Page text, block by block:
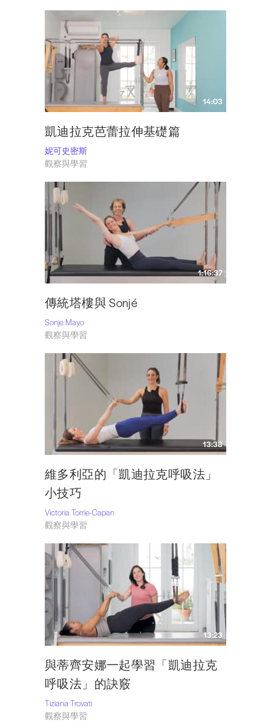
14:03
凱迪拉克芭蕾拉伸基礎篇
妮可史密斯
觀察與學習
1:16:37
傳統塔樓與 Sonjé
Sonje Mayo
觀察與學習
13:38
維多利亞的「凱迪拉克呼吸法」
小技巧
Victoria Torrie-Capan
觀察與學習
13:23
與蒂齊安娜一起學習「凱迪拉克
呼吸法」的訣竅
Tiziana Trovati
觀察與學習